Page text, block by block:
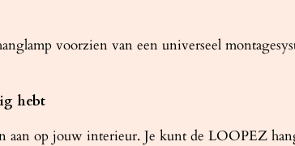
l
voorzien van een universeel
hebt
aan op jouw interieur. Je kunt de LOOPEZ